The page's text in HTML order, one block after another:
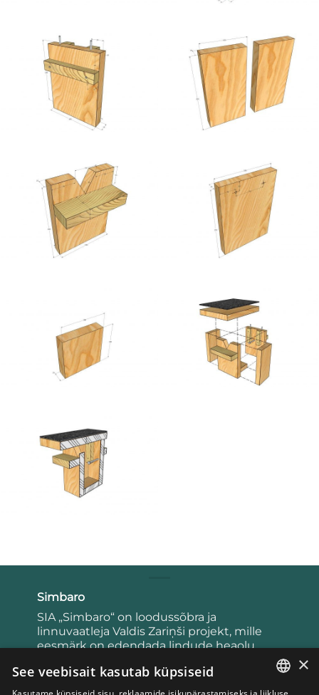
Simbaro
SIA „Simbaro“ on loodussõbra ja
linnuvaatleja Valdis Zariņši projekt, mille
eesmärk on edendada lindude heaolu
ning harida inimesi lindude, nende eluviisi,
käitumise ja võimaluste kohta aidata meie
lendavaid sõpru.
×
See veebisait kasutab küpsiseid